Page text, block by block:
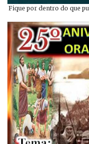
Fique por dentro do que